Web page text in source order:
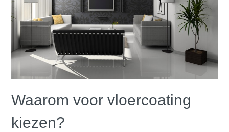
Waarom voor vloercoating
kiezen?